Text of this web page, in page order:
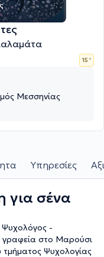
15 '
Μεσσηνίας
Υπηρεσίες
για σένα
Ψυχολόγος -
γραφεία στο Μαρούσι
Ψυχολογίας